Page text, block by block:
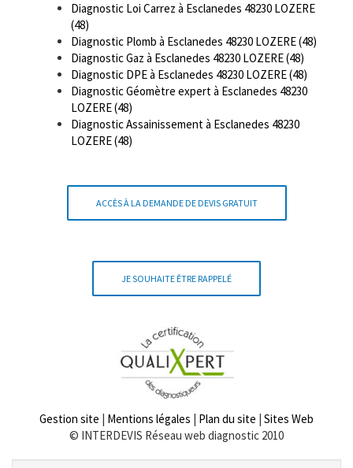
Diagnostic Loi Carrez à Esclanedes 48230 LOZERE
(48)
Diagnostic Plomb à Esclanedes 48230 LOZERE (48)
Diagnostic Gaz à Esclanedes 48230 LOZERE (48)
Diagnostic DPE à Esclanedes 48230 LOZERE (48)
Diagnostic Géomètre expert à Esclanedes 48230
LOZERE (48)
Diagnostic Assainissement à Esclanedes 48230
LOZERE (48)
ACCÈS À LA DEMANDE DE DEVIS GRATUIT
JE SOUHAITE ÊTRE RAPPELÉ
Gestion site | Mentions légales | Plan du site | Sites Web
© INTERDEVIS Réseau web diagnostic 2010